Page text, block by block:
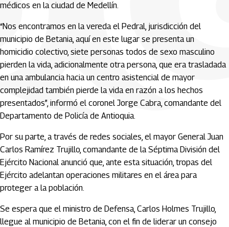
médicos en la ciudad de Medellín.
“Nos encontramos en la vereda el Pedral, jurisdicción del
municipio de Betania, aquí en este lugar se presenta un
homicidio colectivo, siete personas todos de sexo masculino
pierden la vida, adicionalmente otra persona, que era trasladada
en una ambulancia hacia un centro asistencial de mayor
complejidad también pierde la vida en razón a los hechos
presentados”, informó el coronel Jorge Cabra, comandante del
Departamento de Policía de Antioquia.
Por su parte, a través de redes sociales, el mayor General Juan
Carlos Ramírez Trujillo, comandante de la Séptima División del
Ejército Nacional anunció que, ante esta situación, tropas del
Ejército adelantan operaciones militares en el área para
proteger a la población.
Se espera que el ministro de Defensa, Carlos Holmes Trujillo,
llegue al municipio de Betania, con el fin de liderar un consejo